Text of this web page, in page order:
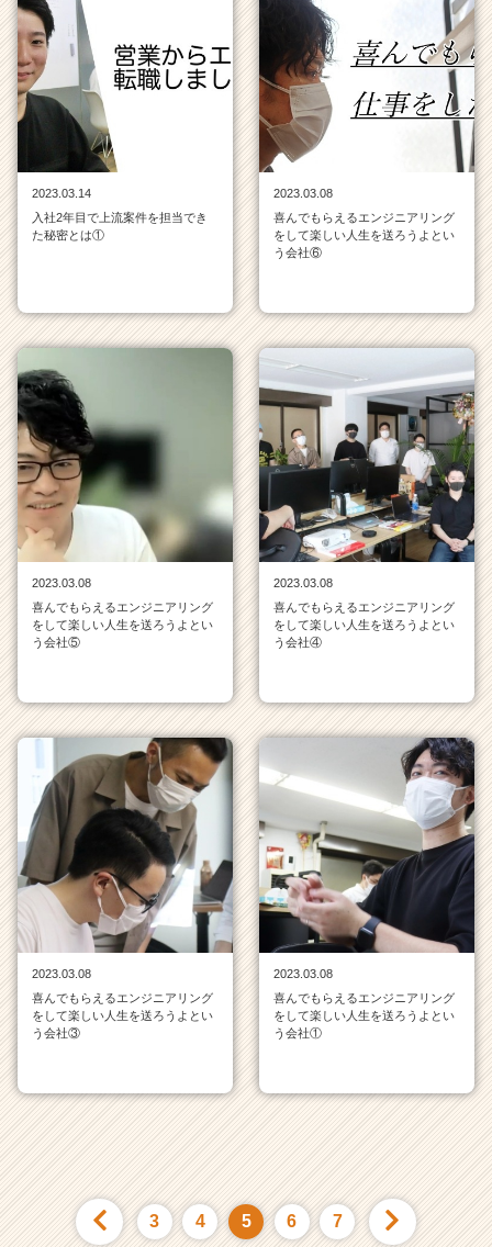
2023.03.14
入社2年目で上流案件を担当でき
た秘密とは①
2023.03.08
喜んでもらえるエンジニアリング
をして楽しい人生を送ろうよとい
う会社⑥
2023.03.08
喜んでもらえるエンジニアリング
をして楽しい人生を送ろうよとい
う会社⑤
2023.03.08
喜んでもらえるエンジニアリング
をして楽しい人生を送ろうよとい
う会社④
2023.03.08
喜んでもらえるエンジニアリング
をして楽しい人生を送ろうよとい
う会社③
2023.03.08
喜んでもらえるエンジニアリング
をして楽しい人生を送ろうよとい
う会社①
3 4 5 6 7